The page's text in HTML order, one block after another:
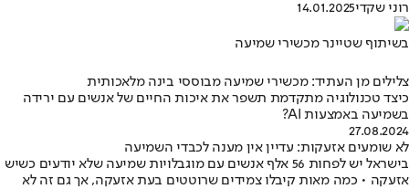
רוני שקדי14.01.2025
בשיתוף שטיינר מכשירי שמיעה
צלילים מן העתיד: מכשירי שמיעה מבוססי בינה מלאכותית
כיצד טכנולוגיה מתקדמת תשפר את איכות החיים של אנשים עם ירידה
בשמיעה באמצעות AI?
27.08.2024
לא שומעים אזעקות: עדיין אין מענה לכבדי השמיעה
בישראל יש לפחות 56 אלף אנשים עם מוגבלויות שמיעה שלא יודעים כשיש
אזעקה • כמה מאות קיבלו צמידים שרוטטים בעת אזעקה, אך גם זה לא